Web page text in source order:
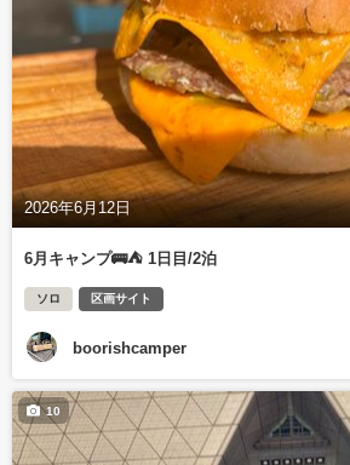
2026年6月12日
6月キャンプ🚌⛺️ 1日目/2泊
ソロ 区画サイト
boorishcamper
10